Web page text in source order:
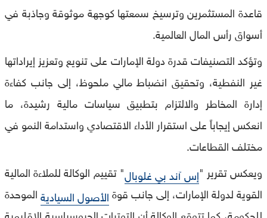
قاعدة المستثمرين وترسيخ سمعتها كوجهة موثوقة وجاذبة في
أسواق رأس المال العالمية.
وتؤكد التصنيفات قدرة دولة الإمارات على تنويع وتعزيز إيراداتها
غير النفطية، وتحقيق انضباط مالي ملحوظ، إلى جانب كفاءة
إدارة المخاطر والالتزام بتطبيق سياسات مالية رشيدة، ما
انعكس إيجاباً على استقرار الأداء الاقتصادي واستدامة النمو في
مختلف القطاعات.
ويعكس تقرير "إس آند بي غلوبال" تقييم الوكالة للملاءة المالية
القوية لدولة الإمارات، إلى جانب قوةالأصول السياديةالموحدة
للحكومة، كما تتوقع الوكالة أن التوترات الجيوسياسية الإقليمية